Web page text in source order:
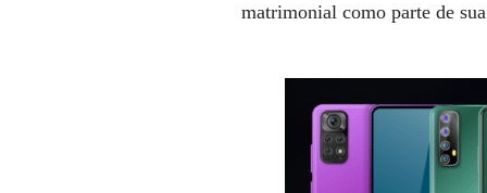
matrimonial como parte de